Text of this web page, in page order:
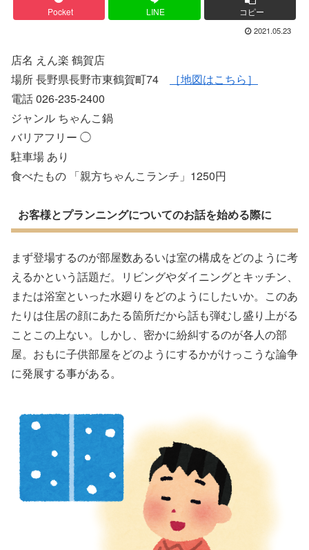
Pocket LINE コピー
2021.05.23
店名 えん楽 鶴賀店
場所 長野県長野市東鶴賀町74
［地図はこちら］
電話 026-235-2400
ジャンル ちゃんこ鍋
バリアフリー ◯
駐車場 あり
食べたもの 「親方ちゃんこランチ」1250円
お客様とプランニングについてのお話を始める際に
まず登場するのが部屋数あるいは室の構成をどのように考
えるかという話題だ。リビングやダイニングとキッチン、
または浴室といった水廻りをどのようにしたいか。このあ
たりは住居の顔にあたる箇所だから話も弾むし盛り上がる
ことこの上ない。しかし、密かに紛糾するのが各人の部
屋。おもに子供部屋をどのようにするかがけっこうな論争
に発展する事がある。